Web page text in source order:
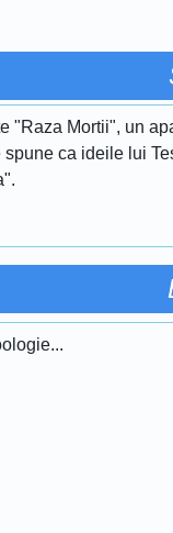
"Raza Mortii", un
ca ideile lui